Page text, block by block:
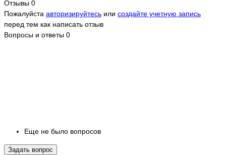
Отзывы 0
Пожалуйста авторизируйтесь или создайте учетную запись
перед тем как написать отзыв
Вопросы и ответы 0
Еще не было вопросов
Задать вопрос